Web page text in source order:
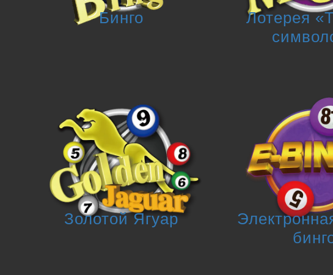
Бинго
Лотерея
Золотой Ягуар